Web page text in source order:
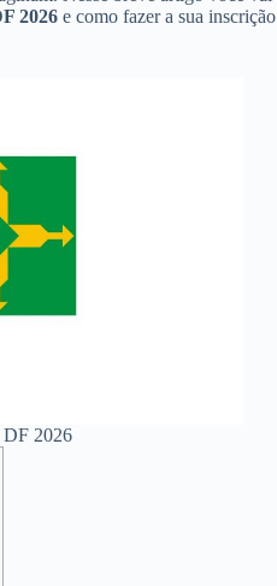
2026 e como fazer a sua inscrição
2026